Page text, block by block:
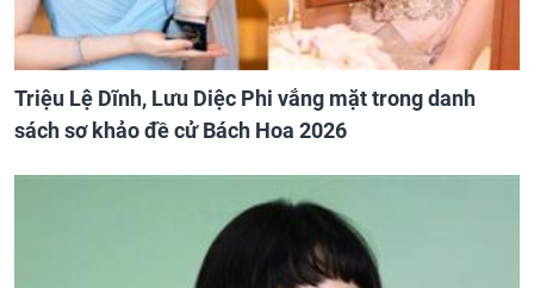
Triệu Lệ Dĩnh, Lưu Diệc Phi vắng mặt trong danh
sách sơ khảo đề cử Bách Hoa 2026